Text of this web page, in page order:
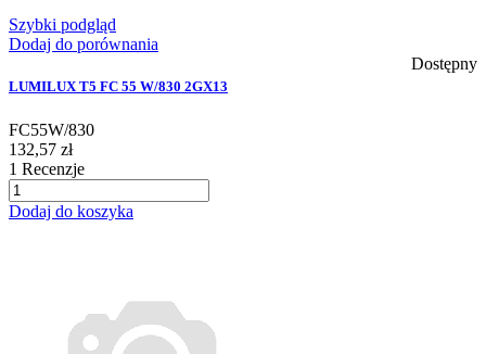
Szybki podgląd
Dodaj do porównania
Dostępny
LUMILUX T5 FC 55 W/830 2GX13
FC55W/830
132,57 zł
1 Recenzje
Dodaj do koszyka